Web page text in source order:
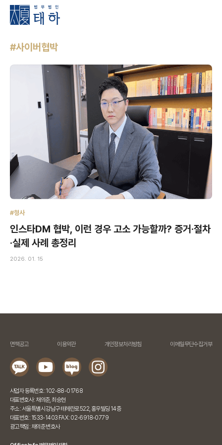
#사이버협박
#형사
인스타DM 협박, 이런 경우 고소 가능할까? 증거·절차
·실제 사례 총정리
2026. 01. 15
면책공고 이용약관 개인정보처리방침 이메일무단수집거부
사업자 등록번호 : 102-88-01768
대표변호사 : 채의준, 최승현
주소 : 서울특별시 강남구 테헤란로 522, 홍우빌딩 14층
대표번호 : 1533-1403 FAX : 02-6918-0779
광고책임 : 채의준 변호사